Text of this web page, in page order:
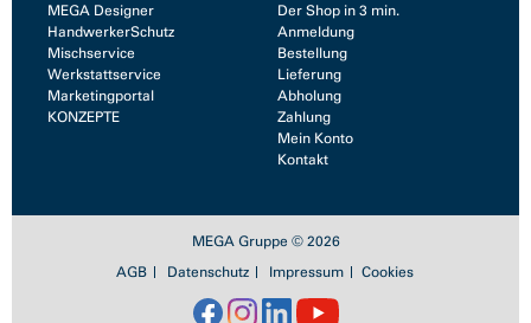
MEGA Designer
HandwerkerSchutz
Mischservice
Werkstattservice
Marketingportal
KONZEPTE
Der Shop in 3 min.
Anmeldung
Bestellung
Lieferung
Abholung
Zahlung
Mein Konto
Kontakt
MEGA Gruppe © 2026
AGB
Datenschutz Impressum Cookies